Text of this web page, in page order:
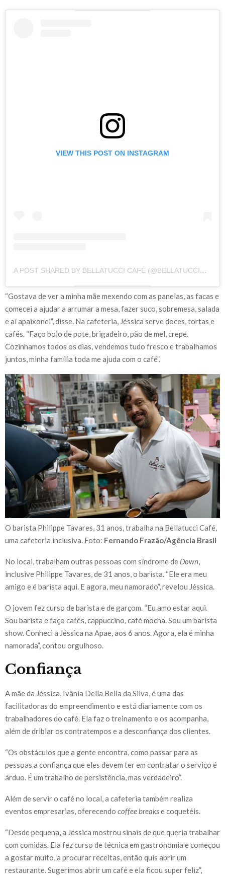
VIEW THIS POST ON INSTAGRAM
A POST SHARED BY BELLATUCCI CAFÉ (@BELLATUCCICAFE)
“Gostava de ver a minha mãe mexendo com as panelas, as facas e
comecei a ajudar a arrumar a mesa, fazer suco, sobremesa, salada
e aí apaixonei”, disse. Na cafeteria, Jéssica serve doces, tortas e
cafés. “Faço bolo de pote, brigadeiro, pão de mel, crepe.
Cozinhamos todos os dias, vendemos tudo fresco e trabalhamos
juntos, minha família toda me ajuda com o café”.
O barista Philippe Tavares, 31 anos, trabalha na Bellatucci Café,
uma cafeteria inclusiva. Foto: Fernando Frazão/Agência Brasil
No local, trabalham outras pessoas com síndrome de Down,
inclusive Philippe Tavares, de 31 anos, o barista. “Ele era meu
amigo e é barista aqui. E agora, meu namorado”, revelou Jéssica.
O jovem fez curso de barista e de garçom. “Eu amo estar aqui.
Sou barista e faço cafés, cappuccino, café mocha. Sou um barista
show. Conheci a Jéssica na Apae, aos 6 anos. Agora, ela é minha
namorada”, contou orgulhoso.
Confiança
A mãe da Jéssica, Ivânia Della Bella da Silva, é uma das
facilitadoras do empreendimento e está diariamente com os
trabalhadores do café. Ela faz o treinamento e os acompanha,
além de driblar os contratempos e a desconfiança dos clientes.
“Os obstáculos que a gente encontra, como passar para as
pessoas a confiança que eles devem ter em contratar o serviço é
árduo. É um trabalho de persistência, mas verdadeiro”.
Além de servir o café no local, a cafeteria também realiza
eventos empresarias, oferecendo coffee breakse coquetéis.
“Desde pequena, a Jéssica mostrou sinais de que queria trabalhar
com comidas. Ela fez curso de técnica em gastronomia e começou
a gostar muito, a procurar receitas, então quis abrir um
restaurante. Sugerimos abrir um café e ela ficou super feliz”,